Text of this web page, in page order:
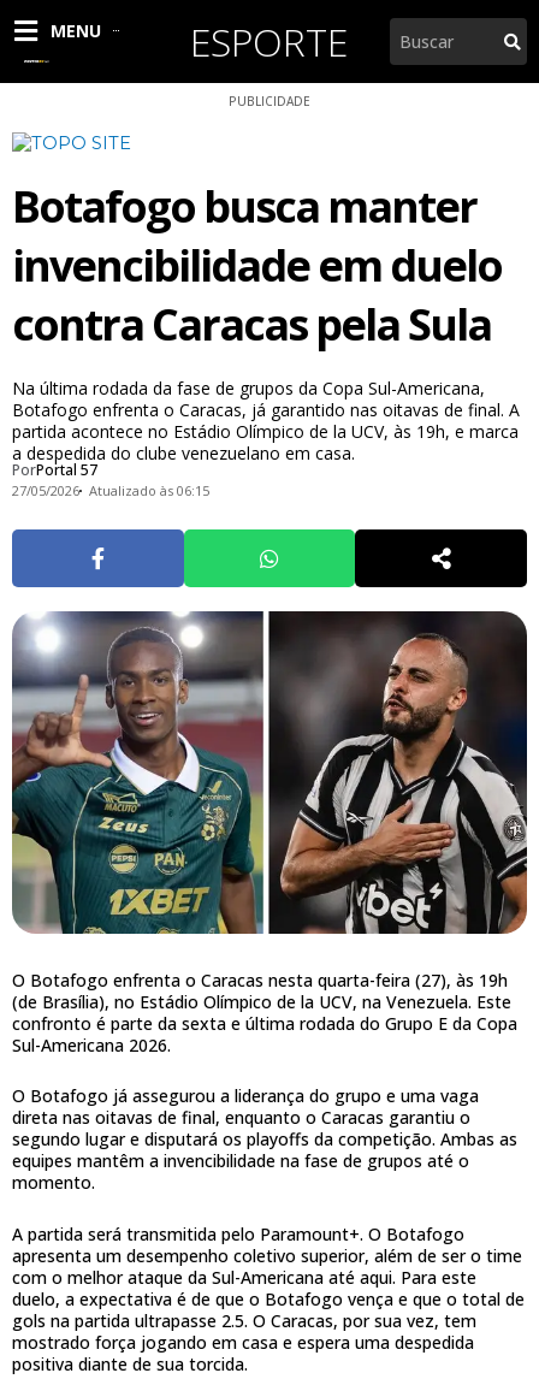
para
MENU ESPORTE Pesquisar
PUBLICIDADE
Botafogo busca manter
invencibilidade em duelo
contra Caracas pela Sula
Na última rodada da fase de grupos da Copa Sul-Americana,
Botafogo enfrenta o Caracas, já garantido nas oitavas de final. A
partida acontece no Estádio Olímpico de la UCV, às 19h, e marca
a despedida do clube venezuelano em casa.
PorPortal 57
27/05/2026 Atualizado às 06:15
O Botafogo enfrenta o Caracas nesta quarta-feira (27), às 19h
(de Brasília), no Estádio Olímpico de la UCV, na Venezuela. Este
confronto é parte da sexta e última rodada do Grupo E da Copa
Sul-Americana 2026.
O Botafogo já assegurou a liderança do grupo e uma vaga
direta nas oitavas de final, enquanto o Caracas garantiu o
segundo lugar e disputará os playoffs da competição. Ambas as
equipes mantêm a invencibilidade na fase de grupos até o
momento.
A partida será transmitida pelo Paramount+. O Botafogo
apresenta um desempenho coletivo superior, além de ser o time
com o melhor ataque da Sul-Americana até aqui. Para este
duelo, a expectativa é de que o Botafogo vença e que o total de
gols na partida ultrapasse 2.5. O Caracas, por sua vez, tem
mostrado força jogando em casa e espera uma despedida
positiva diante de sua torcida.